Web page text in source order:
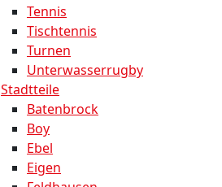
Tennis
Tischtennis
Turnen
Unterwasserrugby
Stadtteile
Batenbrock
Boy
Ebel
Eigen